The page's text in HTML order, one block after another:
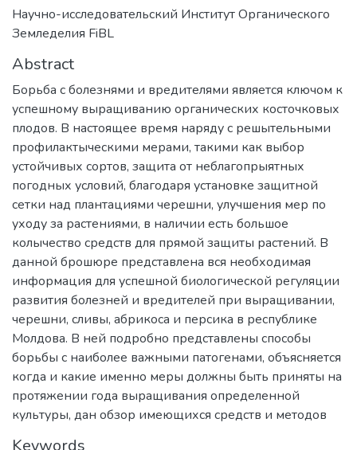
Научно-исследовательский Институт Органического
Земледелия FiBL
Abstract
Борьба с болезнями и вредителями является ключом к
успешному выращиванию органических косточковых
плодов. В настоящее время наряду с решытельными
профилактыческими мерами, такими как выбор
устойчивых сортов, защита от неблагопрыятных
погодных условий, благодаря установке защитной
сетки над плантациями черешни, улучшения мер по
уходу за растениями, в наличии есть большое
колычество средств для прямой защиты растений. В
данной брошюре представлена вся необходимая
информация для успешной биологической регуляции
развития болезней и вредителей при выращивании,
черешни, сливы, абрикоса и персика в республике
Молдова. В ней подробно представлены способы
борьбы с наиболее важными патогенами, объясняется
когда и какие именно меры должны быть приняты на
протяжении года выращивания определенной
культуры, дан обзор имеющихся средств и методов
Keywords